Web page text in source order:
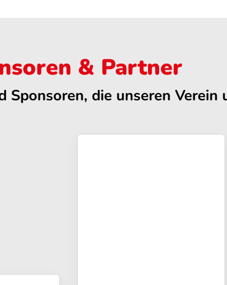
& Partner
Sponsoren, die unseren Verein